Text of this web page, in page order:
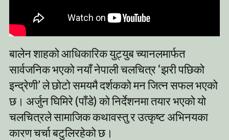
बालेन शाहको आधिकारिक युट्युब च्यानलमार्फत
सार्वजनिक भएको नयाँ नेपाली चलचित्र ‘झरी पछिको
इन्द्रेणी’ ले छोटो समयमै दर्शकको मन जित्न सफल भएको
छ। अर्जुन घिमिरे (पाँडे) को निर्देशनमा तयार भएको यो
चलचित्रले सामाजिक कथावस्तु र उत्कृष्ट अभिनयका
कारण चर्चा बटुलिरहेको छ।